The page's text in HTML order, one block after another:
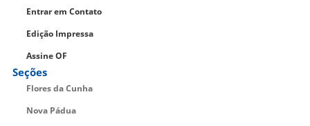
Entrar em Contato
Edição Impressa
Assine OF
Seções
Flores da Cunha
Nova Pádua